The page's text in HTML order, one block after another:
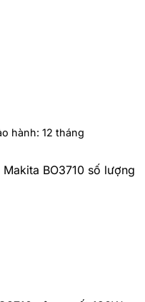
hành: 12 tháng
BO3710 số lượng